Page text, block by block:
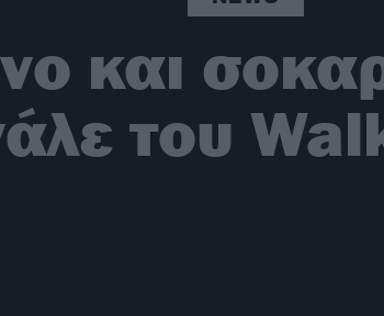
και
του